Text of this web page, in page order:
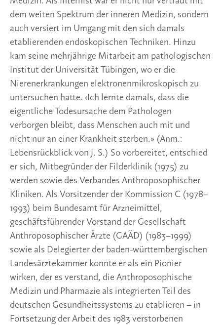
dem weiten Spektrum der inneren Medizin, sondern
auch versiert im Umgang mit den sich damals
etablierenden endoskopischen Techniken. Hinzu
kam seine mehrjährige Mitarbeit am pathologischen
Institut der Universität Tübingen, wo er die
Nierenerkrankungen elektronenmikroskopisch zu
untersuchen hatte. ‹Ich lernte damals, dass die
eigentliche Todesursache dem Pathologen
verborgen bleibt, dass Menschen auch mit und
nicht nur an einer Krankheit sterben.» (Anm.:
Lebensrückblick von J. S.) So vorbereitet, entschied
er sich, Mitbegründer der Filderklinik (1975) zu
werden sowie des Verbandes Anthroposophischer
Kliniken. Als Vorsitzender der Kommission C (1978–
1993) beim Bundesamt für Arzneimittel,
geschäftsführender Vorstand der Gesellschaft
Anthroposophischer Ärzte (GAÄD) (1983–1999)
sowie als Delegierter der baden-württembergischen
Landesärztekammer konnte er als ein Pionier
wirken, der es verstand, die Anthroposophische
Medizin und Pharmazie als integrierten Teil des
deutschen Gesundheitssystems zu etablieren – in
Fortsetzung der Arbeit des 1983 verstorbenen